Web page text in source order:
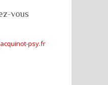
vous
psy.fr